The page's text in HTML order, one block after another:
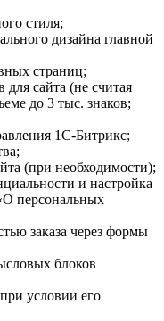
стиля;
дизайна главной
страниц;
для сайта (не считая
до 3 тыс. знаков;
1С-Битрикс;
(при необходимости);
и настройка
персональных
заказа через формы
блоков
условии его